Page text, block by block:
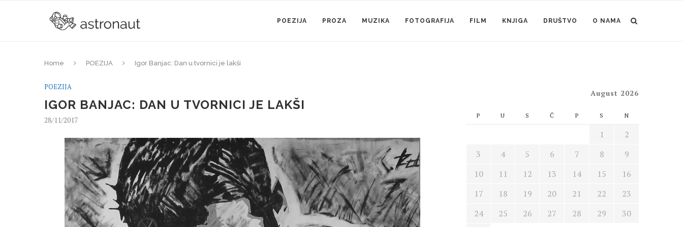
POEZIJA PROZA MUZIKA FOTOGRAFIJA FILM KNJIGA DRUŠTVO O NAMA
Home POEZIJA Igor Banjac: Dan u tvornici je lakši
POEZIJA
IGOR BANJAC: DAN U TVORNICI JE LAKŠI
28/11/2017
August 2026
P U S Č P S N
1
2
3
4 5 6 7 8
9
10
11 12 13 14 15
16
17
18 19 20 21 22
23
24
25 26 27 28 29 30